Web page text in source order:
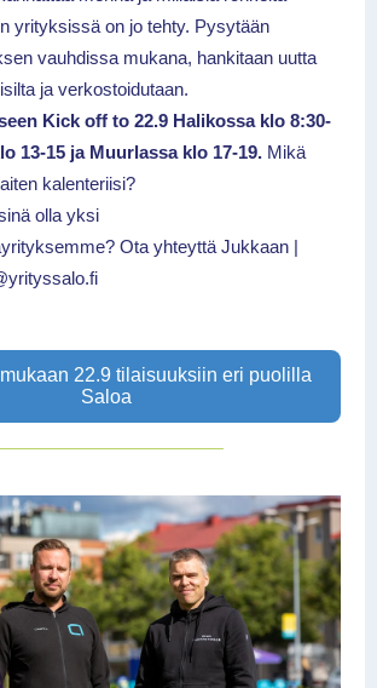
yrityksissä on jo tehty. Pysytään
vauhdissa mukana, hankitaan uutta
ja verkostoidutaan.
Kick off to 22.9 Halikossa klo 8:30-
13-15 ja Muurlassa klo 17-19. Mikä
kalenteriisi?
olla yksi
Ota yhteyttä Jukkaan |
mukaan 22.9 tilaisuuksiin eri puolilla
Saloa